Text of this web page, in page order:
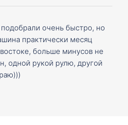
очень быстро, но
практически месяц
больше минусов не
одной рукой рулю, другой